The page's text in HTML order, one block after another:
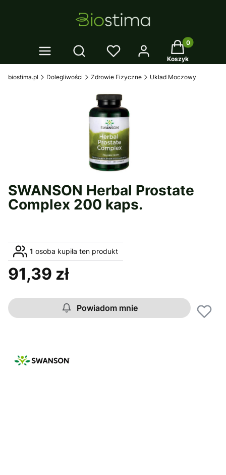
Otwórz wyszukiwarkę Twój koszyk:
Koszyk
biostima.pl Dolegliwości Zdrowie Fizyczne Układ Moczowy
SWANSON Herbal Prostate
Complex 200 kaps.
1 osoba kupiła ten produkt
Cena
91,39 zł
Powiadom mnie